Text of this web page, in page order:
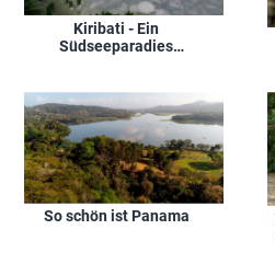
Kiribati - Ein
Südseeparadies
So schön ist Panama